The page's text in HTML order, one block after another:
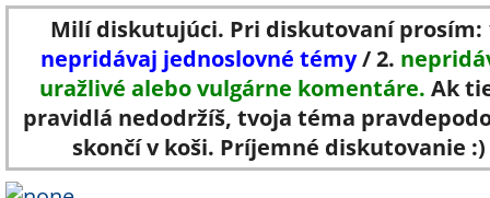
Milí diskutujúci. Pri diskutovaní prosím:
nepridávaj jednoslovné témy/ 2.
uražlivé alebo vulgárne komentáre. Ak
pravidlá nedodržíš, tvoja téma
skončí v koši. Príjemné diskutovanie :)